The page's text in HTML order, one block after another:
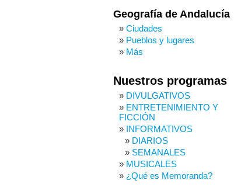
Geografía de Andalucía
Ciudades
Pueblos y lugares
Más
Nuestros programas
DIVULGATIVOS
ENTRETENIMIENTO Y
FICCIÓN
INFORMATIVOS
DIARIOS
SEMANALES
MUSICALES
¿Qué es Memoranda?